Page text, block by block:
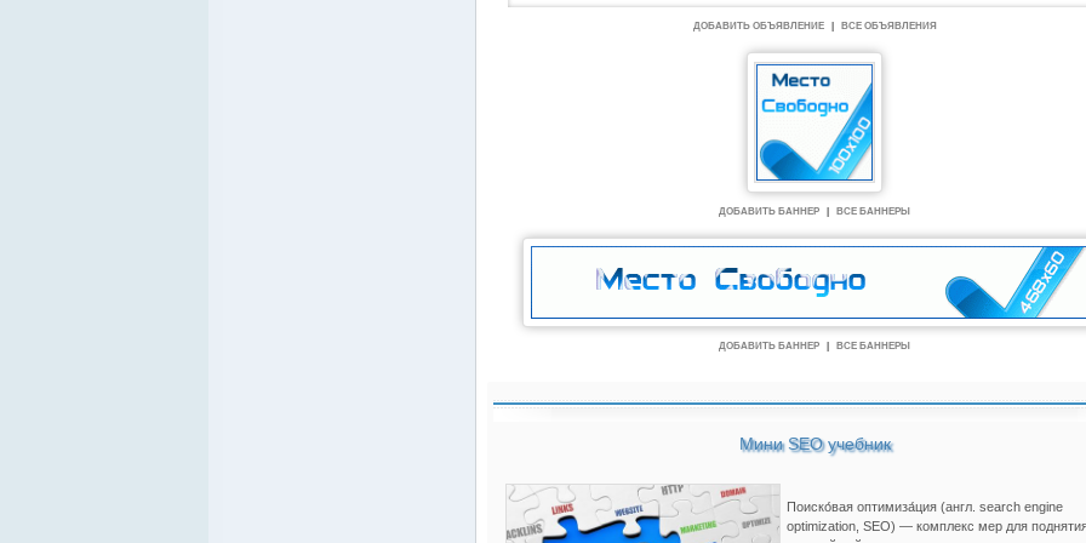
ДОБАВИТЬ ОБЪЯВЛЕНИЕ ВСЕ ОБЪЯВЛЕНИЯ
ДОБАВИТЬ БАННЕР ВСЕ БАННЕРЫ
ДОБАВИТЬ БАННЕР ВСЕ БАННЕРЫ
Мини SEO учебник
Поиско́вая оптимиза́ция (англ. search engine
optimization, SEO) — комплекс мер для